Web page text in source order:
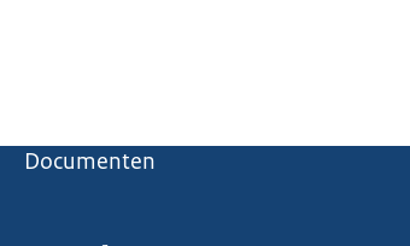
Documenten